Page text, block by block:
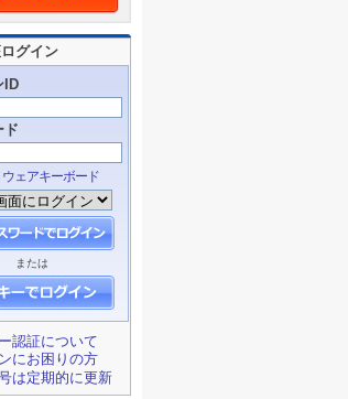
グイン
ID
ド
ウェアキーボード
または
認証について
にお困りの方
は定期的に更新